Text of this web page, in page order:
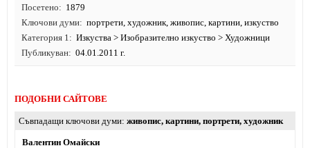
Посетено
1879
Ключови думи
портрети, художник, живопис, картини, изкуство
Категория 1
Изкуства > Изобразително изкуство > Художници
Публикуван
04.01.2011 г.
ПОДОБНИ САЙТОВЕ
Съвпадащи ключови думи живопис, картини, портрети, художник
Валентин Омайски